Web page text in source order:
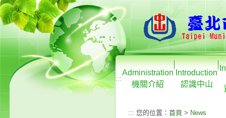
:::
Administration
機關介紹
Introduction
認識中山
::: 您的位置： 首頁 > News